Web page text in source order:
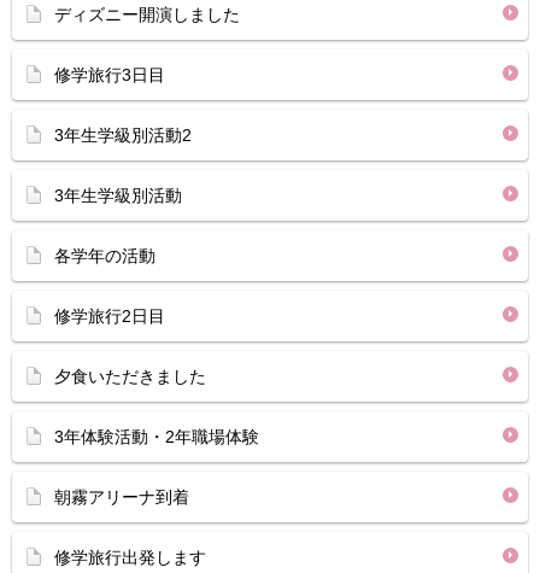
ディズニー開演しました
修学旅行3日目
3年生学級別活動2
3年生学級別活動
各学年の活動
修学旅行2日目
夕食いただきました
3年体験活動・2年職場体験
朝霧アリーナ到着
修学旅行出発します